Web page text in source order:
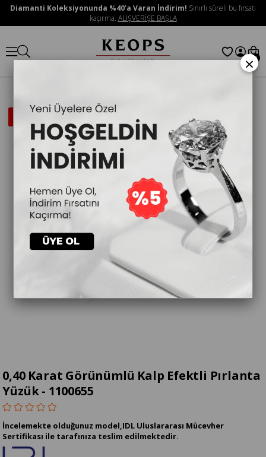
Diamanti Koleksiyonunda %40’a Varan İndirim! Sınırlı süreli bu fırsatı
kaçırma. ALIŞVERİŞE BAŞLA
0
İNDIRIMLI
0,40 Karat Görünümlü Kalp Efektli Pırlanta
Yüzük - 1100655
İncelemekte olduğunuz model,IDL Uluslararası Mücevher
Sertifikası ile tarafınıza teslim edilmektedir.
×